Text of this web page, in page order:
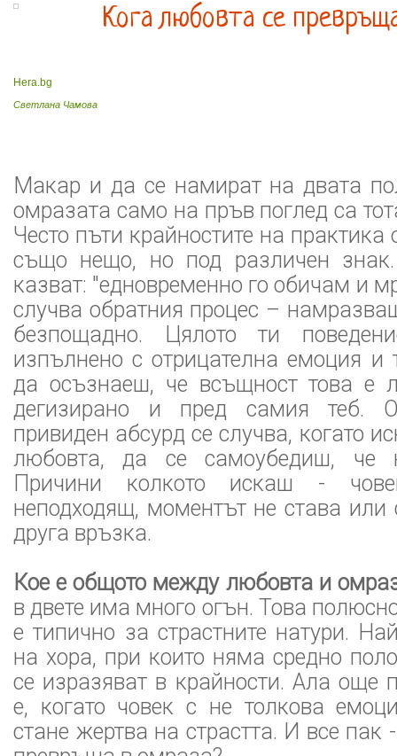
Кога любовта се
Hera.bg
Светлана Чамова
Макар и да се намират на двата
омразата само на пръв поглед са
Често пъти крайностите на практика
също нещо, но под различен
казват: "едновременно го обичам и
случва обратния процес –
безпощадно. Цялото ти
изпълнено с отрицателна емоция и
да осъзнаеш, че всъщност това е
дегизирано и пред самия теб.
привиден абсурд се случва, когато
любовта, да се самоубедиш, че
Причини колкото искаш -
неподходящ, моментът не става
друга връзка.
Кое е общото между любовта и
в двете има много огън. Това
е типично за страстните натури.
на хора, при които няма средно
се изразяват в крайности. Ала още
е, когато човек с не толкова
стане жертва на страстта. И все пак